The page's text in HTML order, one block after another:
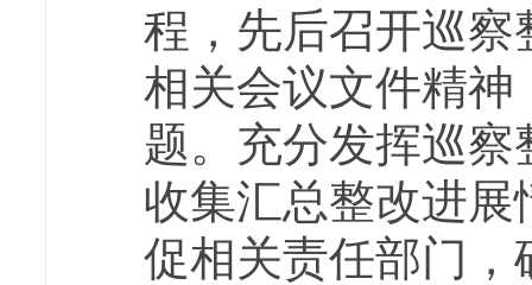
程，先后召开巡
相关会议文件精
题。充分发挥巡
收集汇总整改进
促相关责任部门